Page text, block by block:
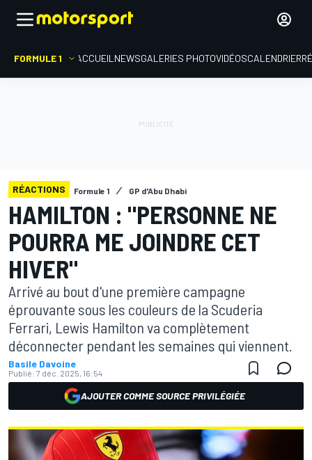
FORMULE 1 ACCUEIL NEWSGALERIES PHOTOVIDÉOSCALENDRIER
RÉACTIONS Formule 1 GP d'Abu Dhabi
HAMILTON : "PERSONNE NE
POURRA ME JOINDRE CET
HIVER"
Arrivé au bout d'une première campagne
éprouvante sous les couleurs de la Scuderia
Ferrari, Lewis Hamilton va complètement
déconnecter pendant les semaines qui viennent.
Basile Davoine
Publié: 7 déc. 2025, 16:54
AJOUTER COMME SOURCE PRIVILÉGIÉE